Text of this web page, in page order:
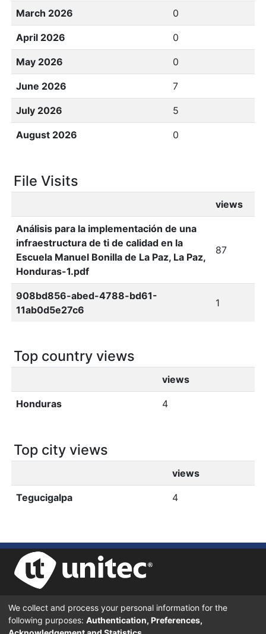
March 2026 0
April 2026 0
May 2026 0
June 2026 7
July 2026 5
August 2026 0
File Visits
views
Análisis para la implementación de una
infraestructura de ti de calidad en la
Escuela Manuel Bonilla de La Paz, La Paz,
Honduras-1.pdf
87
908bd856-abed-4788-bd61-
11ab0d5e27c6
1
Top country views
views
Honduras 4
Top city views
views
Tegucigalpa 4
UNIVERSIDAD TECNOLÓGICA CENTROAMERICANA UNITEC
BOULEVARD KENNEDY, V-782, FRENTE A RESIDENCIAL HONDURAS.
TEGUCIGALPA, FRANCISCO MORAZÁN, 11101
We collect and process your personal information for the
following purposes: Authentication, Preferences,